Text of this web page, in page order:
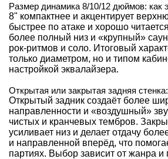
Размер динамика 8/10/12 дюймов: как
8" компактнее и акцентирует
быстрее по атаке и хорошо
более полный низ и «крупный»
рок-ритмов и соло. Итоговый
только диаметром, но и типом
настройкой эквалайзера.
Открытая или закрытая задняя
Открытый задник создаёт более
направленности и «воздушный»
чистых и кранчевых тембров.
усиливает низ и делает отдачу
и направленной вперёд, что
партиях. Выбор зависит от жанра и